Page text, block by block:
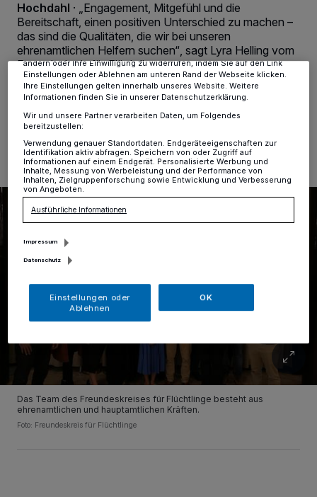
Hochdahl · „Engagement, Mitgefühl und die
Bereitschaft, einen positiven Unterschied zu machen –
das sind die Qualitäten, die wir bei unseren
ehrenamtlichen Helfern suchen“, sagt Lyra Helling vom
Freundeskreis für Flüchtlinge.
05.12.2023 , 13:21 Uhr Eine Minute Lesezeit
Das Team des Freundeskreises für Flüchtlinge besteht aus
ehrenamtlichen und hauptamtlichen Kräften.
Foto: Freundeskreis für Flüchtlinge
Tracking-Technologien für die unter „Wir und unsere Partner
verarbeiten Daten, um Ihnen Dienste bereitzustellen“ aufgeführten
Zwecke. Wenn Tracker deaktiviert sind, sind manche Inhalte und
Anzeigen möglicherweise nicht mehr so relevant für Sie. Sie können
dieses Menü jederzeit wieder aufrufen, um Ihre Einstellungen zu
ändern oder Ihre Einwilligung zu widerrufen, indem Sie auf den Link
Einstellungen oder Ablehnen am unteren Rand der Webseite klicken.
Ihre Einstellungen gelten innerhalb unseres Website. Weitere
Informationen finden Sie in unserer Datenschutzerklärung.
Wir und unsere Partner verarbeiten Daten, um Folgendes
bereitzustellen:
Verwendung genauer Standortdaten. Endgeräteeigenschaften zur
Identifikation aktiv abfragen. Speichern von oder Zugriff auf
Informationen auf einem Endgerät. Personalisierte Werbung und
Inhalte, Messung von Werbeleistung und der Performance von
Inhalten, Zielgruppenforschung sowie Entwicklung und Verbesserung
von Angeboten.
Ausführliche Informationen
Impressum
Datenschutz
Einstellungen oder
Ablehnen
OK